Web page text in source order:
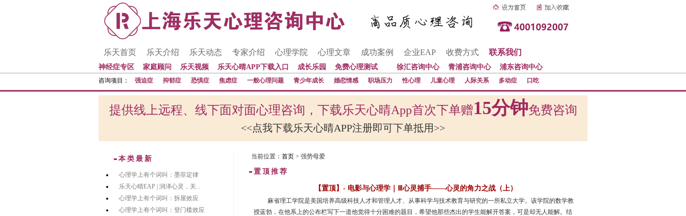
乐天首页 乐天介绍 乐天动态 专家介绍 心理学院 心理文章 成功案例 企业EAP 收费方式 联系我们
神经症专区 家庭顾问 乐天视频 乐天心晴APP下载入口 成长乐园 免费心理测试 徐汇咨询中心 青浦咨询中心 浦东咨询中心
咨询项目： 强迫症 抑郁症 恐惧症 焦虑症 一般心理问题 青少年成长 婚恋情感 职场压力 性心理 儿童心理 人际关系 多动症 口吃
提供线上远程、线下面对面心理咨询，下载乐天心晴App首次下单赠15分钟免费咨询
<<点我下载乐天心晴APP注册即可下单抵用>>
当前位置： 首页 > 强势母爱
置顶推荐
【置顶】- 电影与心理学｜Ⅲ心灵捕手——心灵的角力之战（上）
麻省理工学院是美国培养高级科技人才和管理人才、从事科学与技术教育与研究的一所私立大学。该学院的数学教
授蓝勃，在他系上的公布栏写下一道他觉得十分困难的题目，希望他那些杰出的学生能解开答案，可是却无人能解。结
本类最新
心理学上有个词叫：墨菲定律
乐天心晴EAP | 润泽心灵，关...
心理学上有个词叫：拆屋效应
心理学上有个词叫：登门槛效应